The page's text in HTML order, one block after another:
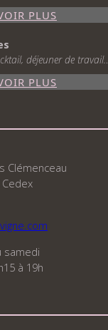
PLUS
déjeuner de travail…
PLUS
Clémenceau
Cedex
samedi
à 19h